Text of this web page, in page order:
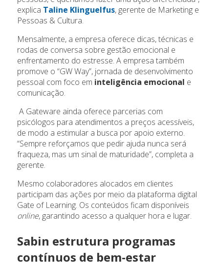
explica Taline Klinguelfus, gerente de Marketing e
Pessoas & Cultura.
Mensalmente, a empresa oferece dicas, técnicas e
rodas de conversa sobre gestão emocional e
enfrentamento do estresse. A empresa também
promove o “GW Way”, jornada de desenvolvimento
pessoal com foco em inteligência emocional e
comunicação.
A Gateware ainda oferece parcerias com
psicólogos para atendimentos a preços acessíveis,
de modo a estimular a busca por apoio externo.
“Sempre reforçamos que pedir ajuda nunca será
fraqueza, mas um sinal de maturidade”, completa a
gerente.
Mesmo colaboradores alocados em clientes
participam das ações por meio da plataforma digital
Gate of Learning. Os conteúdos ficam disponíveis
online, garantindo acesso a qualquer hora e lugar.
Sabin estrutura programas
contínuos de bem-estar